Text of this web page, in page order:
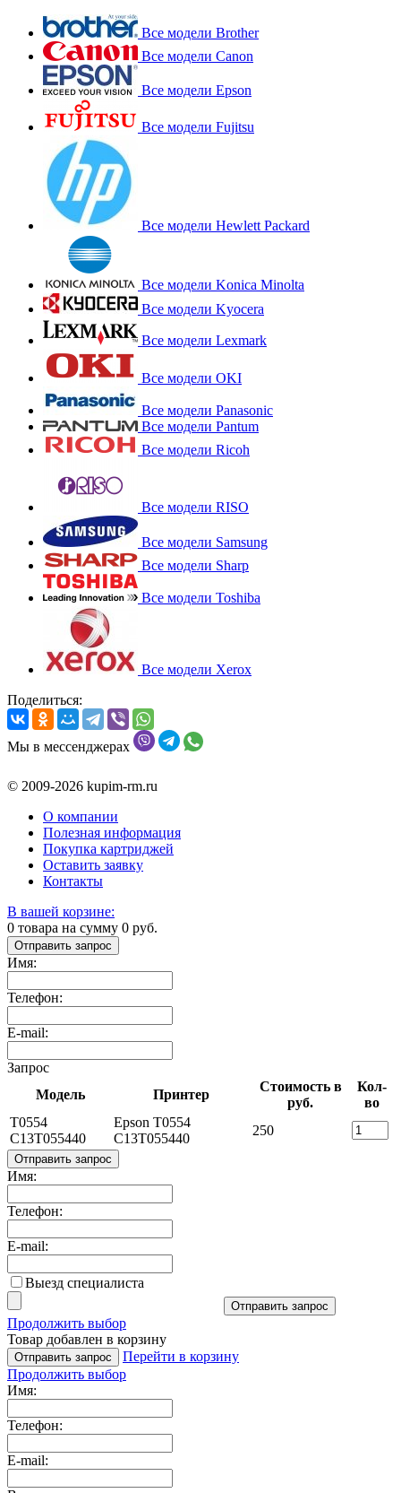
Все модели Brother
Все модели Canon
Все модели Epson
Все модели Fujitsu
Все модели Hewlett Packard
Все модели Konica Minolta
Все модели Kyocera
Все модели Lexmark
Все модели OKI
Все модели Panasonic
Все модели Pantum
Все модели Ricoh
Все модели RISO
Все модели Samsung
Все модели Sharp
Все модели Toshiba
Все модели Xerox
Поделиться:
Мы в мессенджерах
© 2009-2026 kupim-rm.ru
О компании
Полезная информация
Покупка картриджей
Оставить заявку
Контакты
В вашей корзине:
0 товара на сумму 0 руб.
Отправить запрос
Имя:
Телефон:
E-mail:
Запрос
Модель
Принтер
Стоимость в
руб.
Кол-
во
T0554
C13T055440
Epson T0554
C13T055440
250
Отправить запрос
Имя:
Телефон:
E-mail:
Выезд специалиста
Отправить запрос
Продолжить выбор
Товар добавлен в корзину
Отправить запрос
Перейти в корзину
Продолжить выбор
Имя:
Телефон:
E-mail: